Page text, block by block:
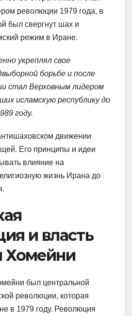
революции 1979 года, в
был свергнут шах и
режим в Иране.
укреплял свое
борьбе и после
стал Верховным лидером
исламскую республику до
году.
движении
Его принципы и идеи
влияние на
жизнь Ирана до
и власть
Хомейни
был центральной
революции, которая
в 1979 году. Революция